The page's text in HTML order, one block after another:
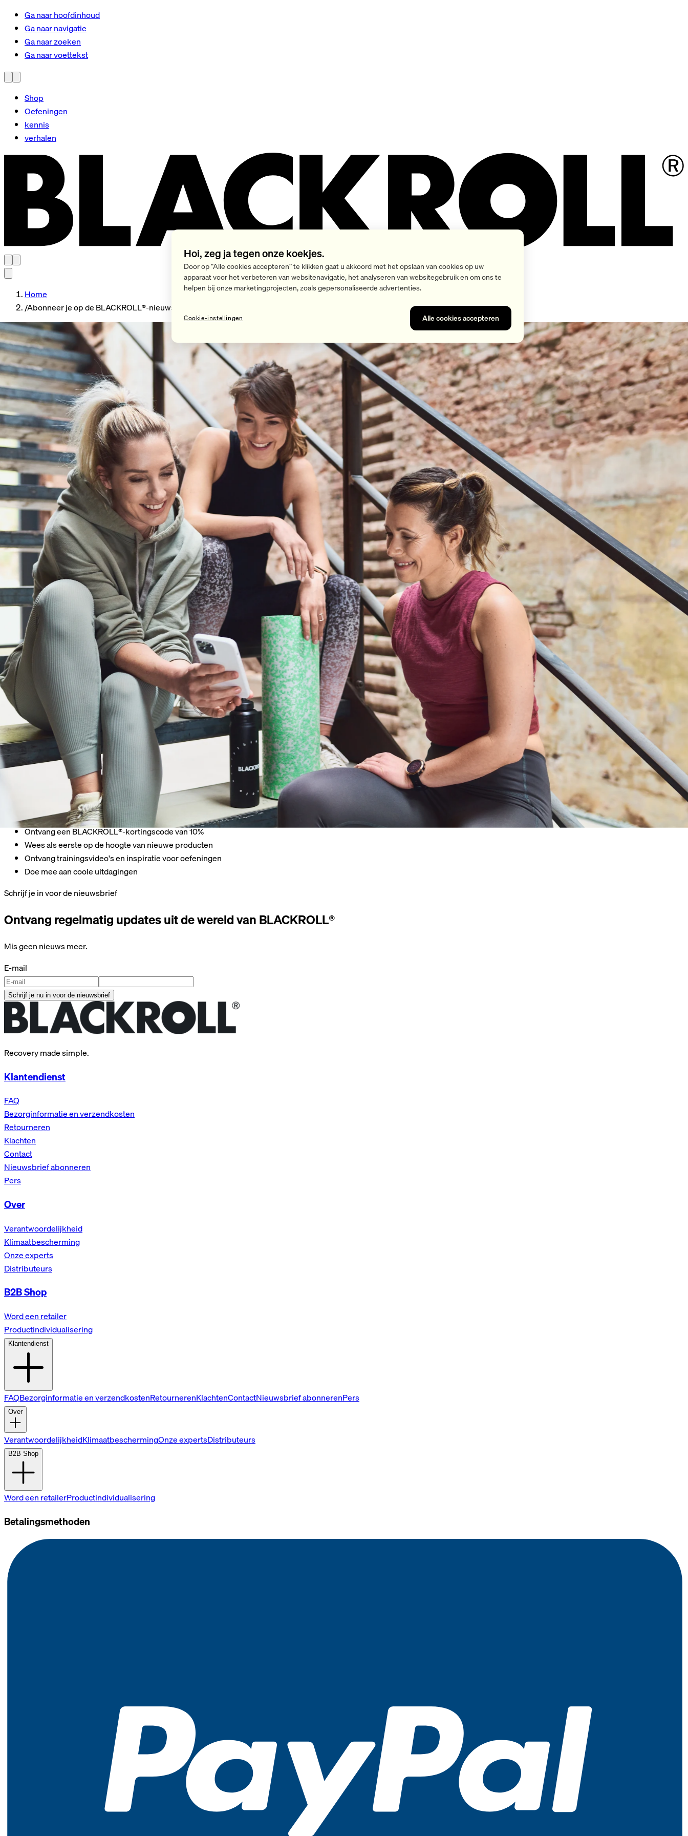
Ga naar hoofdinhoud
Ga naar navigatie
Ga naar zoeken
Ga naar voettekst
Shop
Oefeningen
kennis
verhalen
Home
/Abonneer je op de BLACKROLL®-nieuwsbrief
Nog een nieuwsbrief? Absoluut!
Ontvang een BLACKROLL®-kortingscode van 10%
Wees als eerste op de hoogte van nieuwe producten
Ontvang trainingsvideo's en inspiratie voor oefeningen
Doe mee aan coole uitdagingen
Schrijf je in voor de nieuwsbrief
Ontvang regelmatig updates uit de wereld van BLACKROLL®
Mis geen nieuws meer.
E-mail
Schrijf je nu in voor de nieuwsbrief
Recovery made simple.
Klantendienst
FAQ
Bezorginformatie en verzendkosten
Retourneren
Klachten
Contact
Nieuwsbrief abonneren
Pers
Over
Verantwoordelijkheid
Klimaatbescherming
Onze experts
Distributeurs
B2B Shop
Word een retailer
Productindividualisering
Klantendienst
FAQBezorginformatie en verzendkostenRetournerenKlachtenContactNieuwsbrief abonnerenPers
Over
VerantwoordelijkheidKlimaatbeschermingOnze expertsDistributeurs
B2B Shop
Word een retailerProductindividualisering
Betalingsmethoden
Hoi, zeg ja tegen onze koekjes.
Door op “Alle cookies accepteren” te klikken gaat u akkoord met het opslaan van cookies op uw
apparaat voor het verbeteren van websitenavigatie, het analyseren van websitegebruik en om ons te
helpen bij onze marketingprojecten, zoals gepersonaliseerde advertenties.
Alle cookies accepteren
Cookie-instellingen